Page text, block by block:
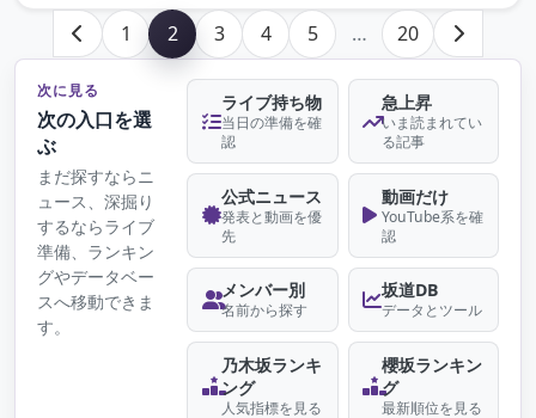
1 2 3 4 5 … 20
次に見る
次の入口を選
ぶ
まだ探すならニ
ュース、深掘り
するならライブ
準備、ランキン
グやデータベー
スへ移動できま
す。
ライブ持ち物
当日の準備を確
認
急上昇
いま読まれてい
る記事
公式ニュース
発表と動画を優
先
動画だけ
YouTube系を確
認
メンバー別
名前から探す
坂道DB
データとツール
乃木坂ランキ
ング
人気指標を見る
櫻坂ランキン
グ
最新順位を見る